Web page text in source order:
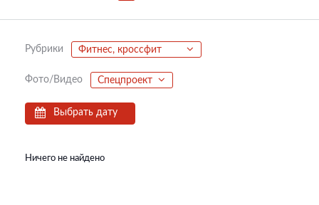
Рубрики Фитнес, кроссфит
Фото/Видео Спецпроект
Выбрать дату
Ничего не найдено